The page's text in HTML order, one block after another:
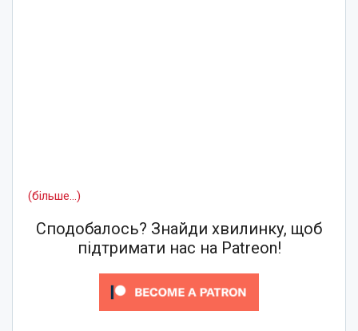
(більше…)
Сподобалось? Знайди хвилинку, щоб
підтримати нас на Patreon!